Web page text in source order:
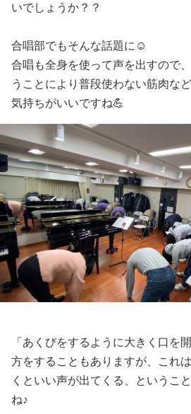
いでしょうか？？
合唱部でもそんな話題に☺️
合唱も全身を使って声を出すので
うことにより普段使わない筋肉な
気持ちがいいですね💪
「あくびをするように大きく口を
方をすることもありますが、これは
くといい声が出てくる、というこ
ね♪